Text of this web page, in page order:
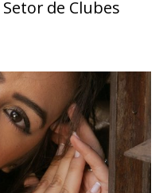
de Clubes